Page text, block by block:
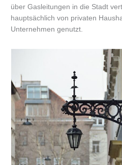
über Gasleitungen in die Stadt
hauptsächlich von privaten
Unternehmen genutzt.